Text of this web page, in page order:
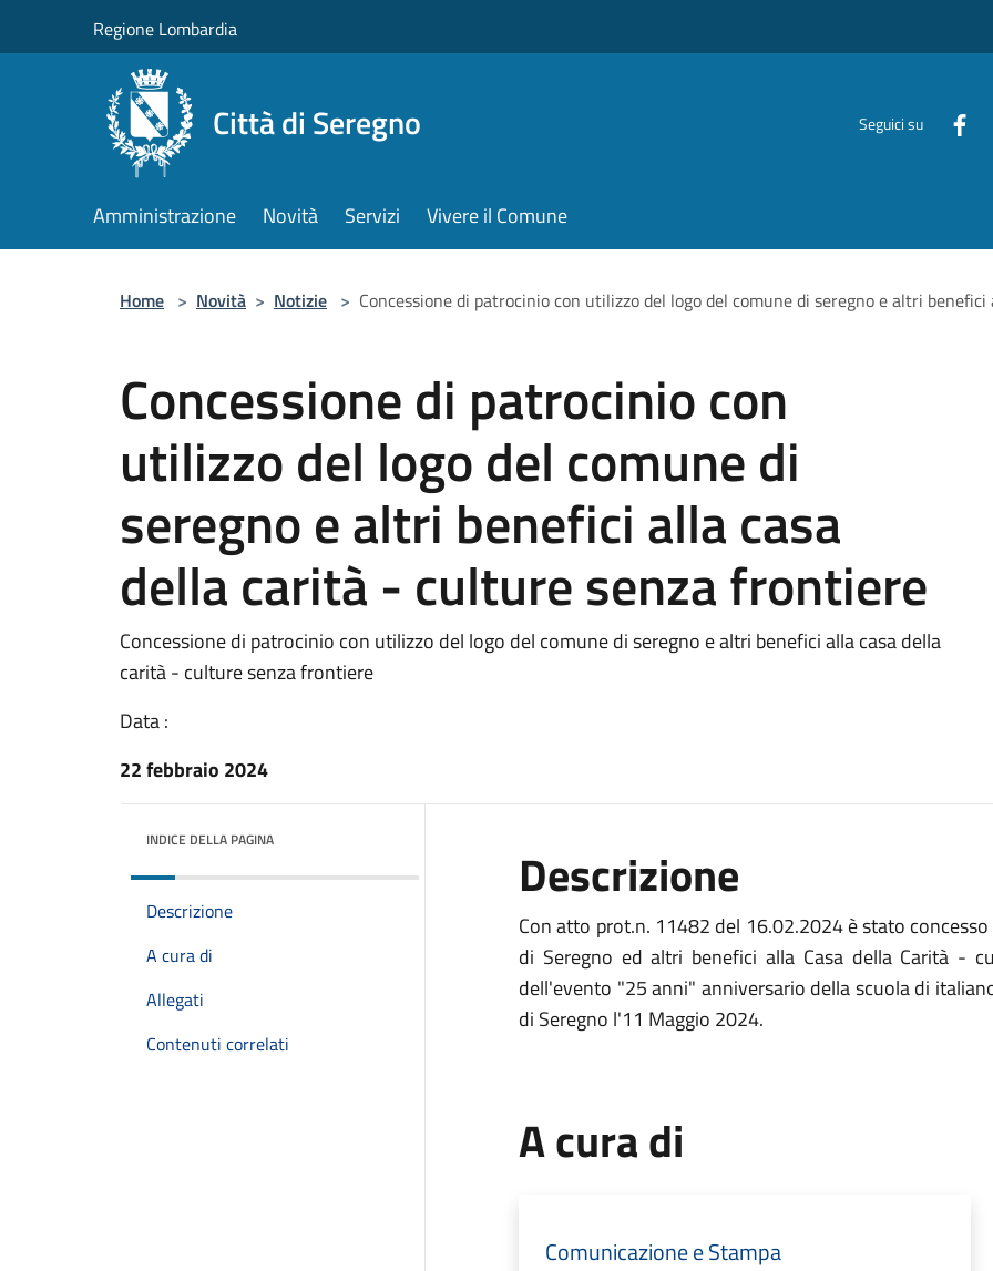
Regione Lombardia
Città di Seregno Seguici su
Amministrazione Novità Servizi Vivere il Comune
Home > Novità > Notizie > Concessione di patrocinio con utilizzo del logo del comune di seregno e altri
Concessione di patrocinio con
utilizzo del logo del comune di
seregno e altri benefici alla casa
della carità - culture senza frontiere
Concessione di patrocinio con utilizzo del logo del comune di seregno e altri benefici alla casa della
carità - culture senza frontiere
Data :
22 febbraio 2024
INDICE DELLA PAGINA
Descrizione
A cura di
Allegati
Contenuti correlati
Descrizione
Con atto prot.n. 11482 del 16.02.2024 è stato
di Seregno ed altri benefici alla Casa della Carità -
dell'evento "25 anni" anniversario della scuola di
di Seregno l'11 Maggio 2024.
A cura di
Comunicazione e Stampa